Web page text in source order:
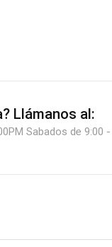
Llámanos al:
Sabados de 9:00 -